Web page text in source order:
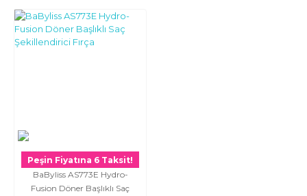
Peşin Fiyatına 6 Taksit!
BaByliss AS773E Hydro-
Fusion Döner Başlıklı Saç